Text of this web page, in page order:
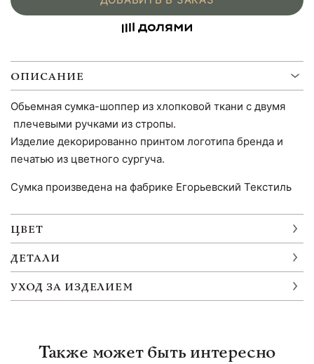
ОПИСАНИЕ
Обьемная сумка-шоппер из хлопковой ткани с двумя
плечевыми ручками из стропы.
Изделие декорированно принтом логотипа бренда и
печатью из цветного сургуча.
Сумка произведена на фабрике Егорьевский Текстиль
ЦВЕТ
ДЕТАЛИ
УХОД ЗА ИЗДЕЛИЕМ
Также может быть интересно